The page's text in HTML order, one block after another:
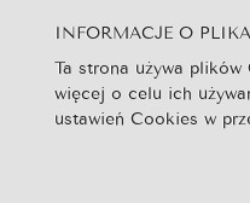
Szukaj...
Strona Główna
Newsy
INFORMACJE O
Ta strona używa
więcej o celu ich
ustawień Cookies w